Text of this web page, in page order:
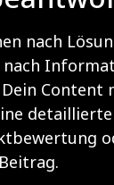
nach
Content